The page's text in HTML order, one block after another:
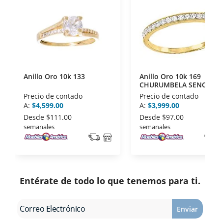
- Nos encontramos en la lista de socios Activos de
la Asociación de Internet.MX.
Anillo Oro 10k 133
Precio de contado
A: $4,599.00
Desde $111.00
semanales
Anillo Oro 10k 169
CHURUMBELA SENCILLA
Precio de contado
A: $3,999.00
Desde $97.00
semanales
Entérate de todo lo que tenemos para ti.
Enviar